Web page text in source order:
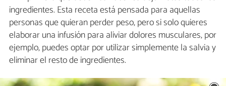
ingredientes. Esta receta está pensada para aquellas
personas que quieran perder peso, pero si solo quieres
elaborar una infusión para aliviar dolores musculares, por
ejemplo, puedes optar por utilizar simplemente la salvia y
eliminar el resto de ingredientes.